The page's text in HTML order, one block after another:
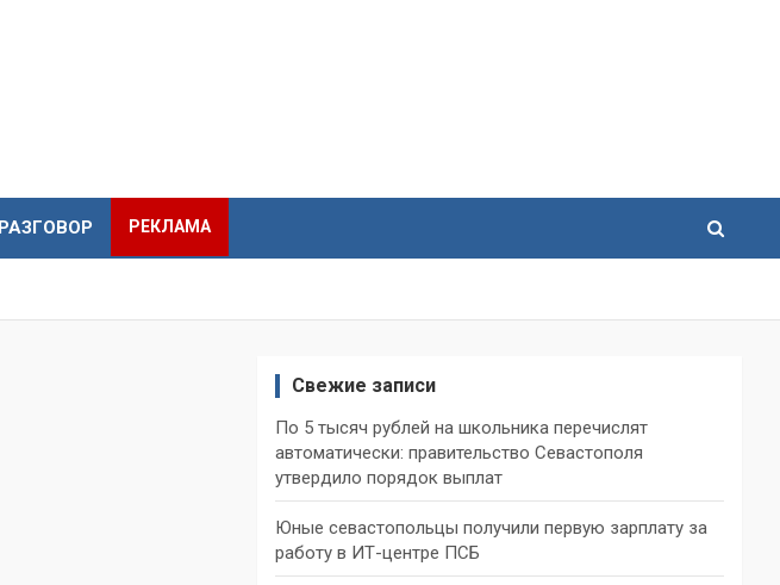
РЕКЛАМА
Свежие записи
По 5 тысяч рублей на школьника перечислят
автоматически: правительство Севастополя
утвердило порядок выплат
Юные севастопольцы получили первую зарплату за
работу в ИТ-центре ПСБ